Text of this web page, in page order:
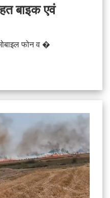
बाइक एवं
फोन व �